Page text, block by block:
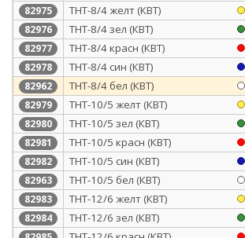
82975 ТНТ-8/4 желт (КВТ)
82976 ТНТ-8/4 зел (КВТ)
82977 ТНТ-8/4 красн (КВТ)
82978 ТНТ-8/4 син (КВТ)
82962 ТНТ-8/4 бел (КВТ)
82979 ТНТ-10/5 желт (КВТ)
82980 ТНТ-10/5 зел (КВТ)
82981 ТНТ-10/5 красн (КВТ)
82982 ТНТ-10/5 син (КВТ)
82963 ТНТ-10/5 бел (КВТ)
82983 ТНТ-12/6 желт (КВТ)
82984 ТНТ-12/6 зел (КВТ)